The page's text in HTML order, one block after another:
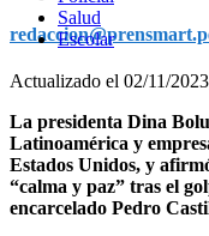
Salud
Escolar
Actualizado el 02/11/
La presidenta Dina
Latinoamérica y
Estados Unidos, y
“calma y paz” tras el
encarcelado Pedro